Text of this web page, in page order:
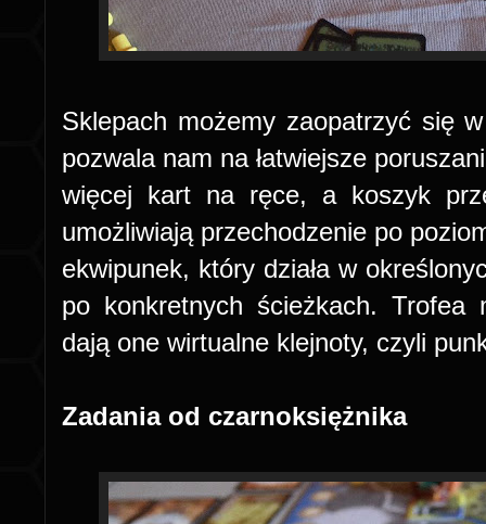
Sklepach możemy zaopatrzyć się
pozwala nam na łatwiejsze
więcej kart na ręce, a koszyk
umożliwiają przechodzenie po
ekwipunek, który działa w
po konkretnych ścieżkach.
dają one wirtualne klejnoty, czyli
Zadania od czarnoksiężnika